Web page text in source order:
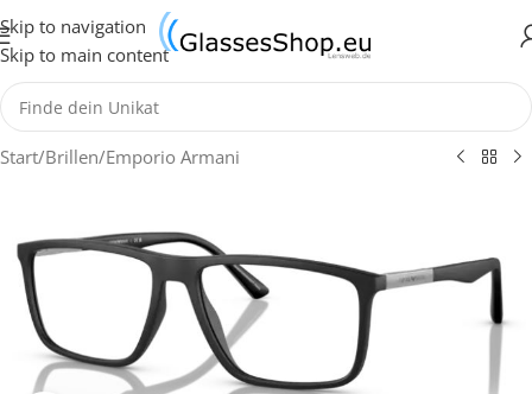
Skip to navigation
Skip to main content
Start/Brillen/Emporio Armani